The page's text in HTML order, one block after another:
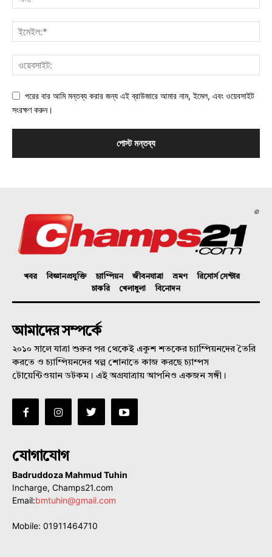
পরের বার আমি মন্তব্য করার জন্য এই ব্রাউজারে আমার নাম, ইমেল, এবং ওয়েবসাইট
সংরক্ষণ করুন।
©
খবর বিজ্ঞানপ্রযুক্তি চ্যাম্পিয়ন জীবনযাত্রা ভ্রমণ
রিসোর্স সেন্টার
চাকরি
খেলাধুলা বিনোদন
আমাদের সম্পর্কে
২০১০ সালে যাত্রা শুরুর পর থেকেই একুশ শতকের চ্যাম্পিয়নদের তৈরি
করতে ও চ্যাম্পিয়নদের গল্প শোনাতে কাজ করছে চ্যাম্পস
টোয়েন্টিওয়ান ডটকম। এই অগ্রযাত্রায় আপনিও একজন সঙ্গী।
যোগাযোগ
Badruddoza Mahmud Tuhin
Incharge, Champs21.com
Email:bmtuhin@gmail.com
Mobile: 01911464710